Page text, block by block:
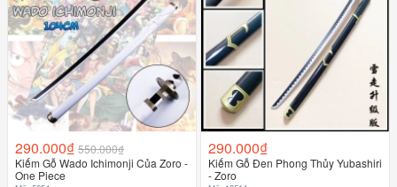
290.000₫ 550.000₫
Kiếm Gỗ Wado Ichimonji Của Zoro -
One Piece
290.000₫
Kiếm Gỗ Đen Phong Thủy Yubashiri
- Zoro